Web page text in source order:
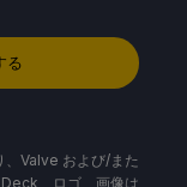
る
Valve および/また
、ロゴ、画像は